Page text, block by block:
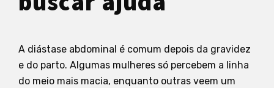
A diástase abdominal é comum depois da gravidez
e do parto. Algumas mulheres só percebem a linha
do meio mais macia, enquanto outras veem um